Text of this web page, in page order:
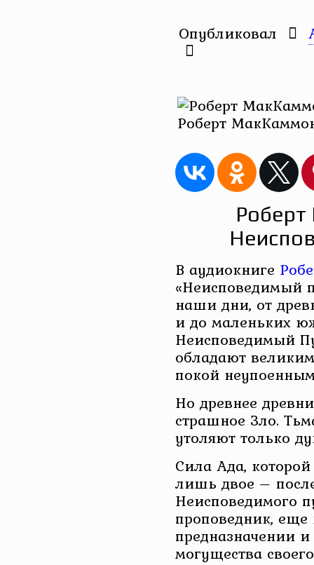
Опубликовал
Роберт
В аудиокниге
«Неисповедимый
наши дни, от
и до маленьких
Неисповедимый
обладают
покой
Но древнее
страшное Зло.
утоляют только
Сила Ада, которой
лишь двое –
Неисповедимого
проповедник,
предназначении
могущества